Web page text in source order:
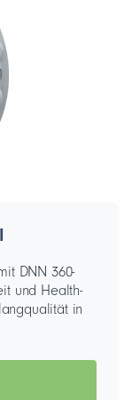
DNN 360-
und Health-
in